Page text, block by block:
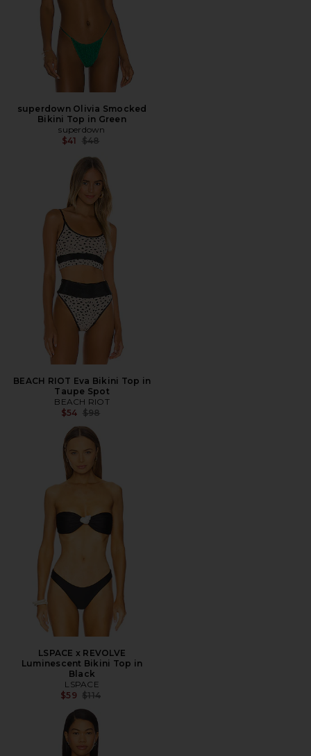
superdown Olivia Smocked
Bikini Top in Green
superdown
$41 전 가격:
$48
BEACH RIOT Eva Bikini Top in
Taupe Spot
BEACH RIOT
$54 전 가격:
$98
LSPACE x REVOLVE
Luminescent Bikini Top in
Black
LSPACE
$59 전 가격:
$114